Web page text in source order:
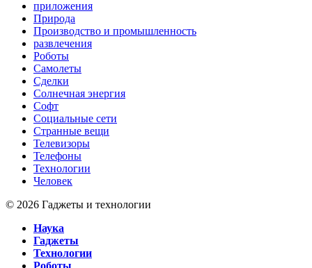
приложения
Природа
Производство и промышленность
развлечения
Роботы
Самолеты
Сделки
Солнечная энергия
Софт
Социальные сети
Странные вещи
Телевизоры
Телефоны
Технологии
Человек
© 2026 Гаджеты и технологии
Наука
Гаджеты
Технологии
Роботы